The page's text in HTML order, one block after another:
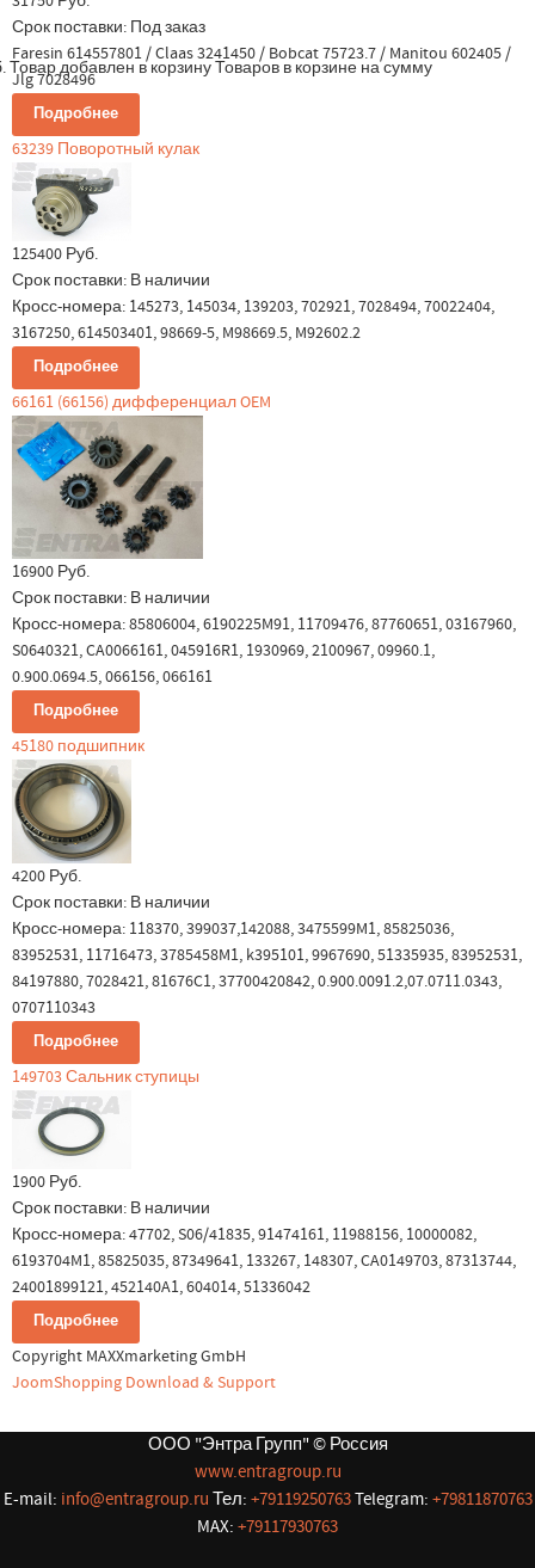
Товар добавлен в корзину Товаров в корзине на сумму
Срок поставки: Под заказ
Faresin 614557801 / Claas 3241450 / Bobcat 75723.7 / Manitou 602405 /
Jlg 7028496
Подробнее
63239 Поворотный кулак
125400 Руб.
Срок поставки: В наличии
Кросс-номера: 145273, 145034, 139203, 702921, 7028494, 70022404,
3167250, 614503401, 98669-5, M98669.5, M92602.2
Подробнее
66161 (66156) дифференциал OEM
16900 Руб.
Срок поставки: В наличии
Кросс-номера: 85806004, 6190225M91, 11709476, 87760651, 03167960,
S0640321, CA0066161, 045916R1, 1930969, 2100967, 09960.1,
0.900.0694.5, 066156, 066161
Подробнее
45180 подшипник
4200 Руб.
Срок поставки: В наличии
Кросс-номера: 118370, 399037,142088, 3475599M1, 85825036,
83952531, 11716473, 3785458M1, k395101, 9967690, 51335935, 83952531,
84197880, 7028421, 81676C1, 37700420842, 0.900.0091.2,07.0711.0343,
0707110343
Подробнее
149703 Сальник ступицы
1900 Руб.
Срок поставки: В наличии
Кросс-номера: 47702, S06/41835, 91474161, 11988156, 10000082,
6193704M1, 85825035, 87349641, 133267, 148307, CA0149703, 87313744,
24001899121, 452140A1, 604014, 51336042
Подробнее
Copyright MAXXmarketing GmbH
JoomShopping Download & Support
ООО "Энтра Групп" © Россия
www.entragroup.ru
E-mail: info@entragroup.ru Тел: +79119250763Telegram: +79811870763
MAX: +79117930763